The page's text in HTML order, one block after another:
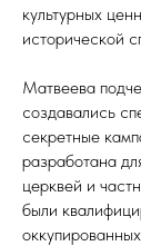
культурных
исторической
Матвеева
создавались
секретные
разработана
церквей и
были